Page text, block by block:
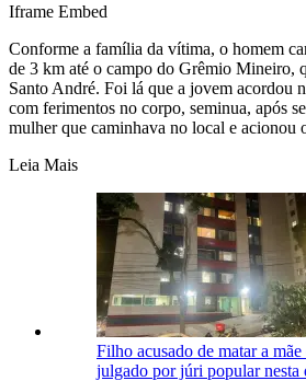
Iframe Embed
Conforme a família da vítima, o homem
de 3 km até o campo do Grêmio Mineiro,
Santo André. Foi lá que a jovem acordou
com ferimentos no corpo, seminua, após
mulher que caminhava no local e acionou
Leia Mais
Filho acusado de matar a
julgado por júri popular nesta